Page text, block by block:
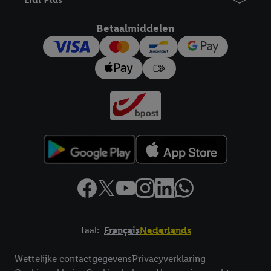
Betaalmiddelen
Taal: FrançaisNederlands
Wettelijke contactgegevensPrivacyverklaring
trekken, vindt u in onze
privacyverklaring
impressum hier.